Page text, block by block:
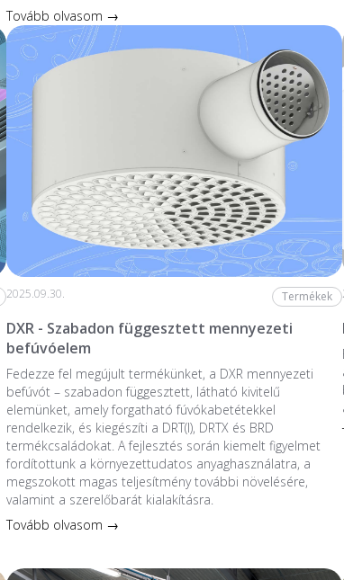
Tovább olvasom →
2025.09.30. Termékek
DXR - Szabadon függesztett mennyezeti
befúvóelem
Fedezze fel megújult termékünket, a DXR mennyezeti
befúvót – szabadon függesztett, látható kivitelű
elemünket, amely forgatható fúvókabetétekkel
rendelkezik, és kiegészíti a DRT(I), DRTX és BRD
termékcsaládokat. A fejlesztés során kiemelt figyelmet
fordítottunk a környezettudatos anyaghasználatra, a
megszokott magas teljesítmény további növelésére,
valamint a szerelőbarát kialakításra.
Tovább olvasom →